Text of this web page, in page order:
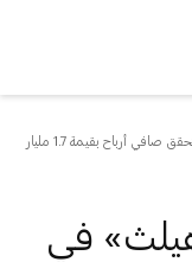
النتائج المالية لـ«بيورهيلث» في 2024 تحقق صافي أرباح بقيمة 1.7 مليار
في